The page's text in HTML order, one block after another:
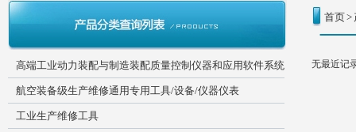
高端工业动力装配与制造装配质量控制仪器和应用软件系统
航空装备级生产维修通用专用工具/设备/仪器仪表
工业生产维修工具
首页>
无最近记